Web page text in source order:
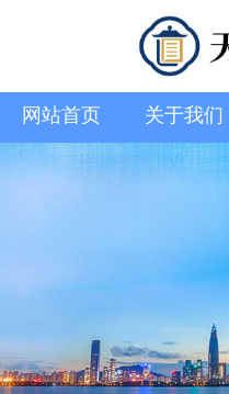
网站首页 关于我们